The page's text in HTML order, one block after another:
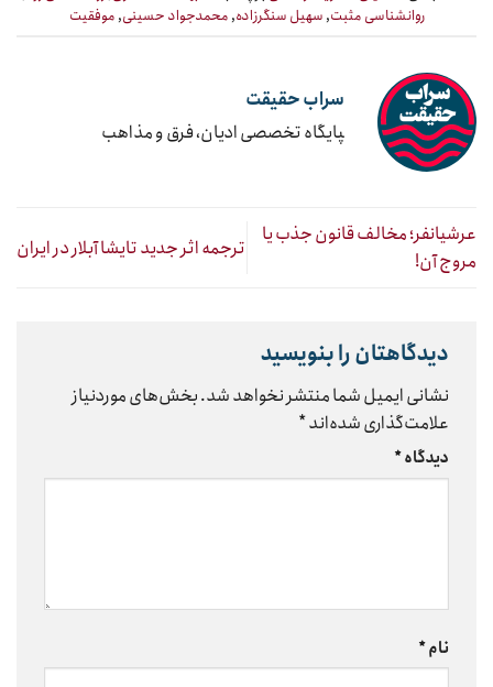
روانشناسی مثبت,سهیل سنگرزاده,محمدجواد حسینی,موفقیت
سراب حقیقت
‍پایگاه تخصصی ادیان، فرق و مذاهب
عرشیانفر؛ مخالف قانون جذب یا
مروج آن!
ترجمه اثر جدید تایشا آبلار در ایران
دیدگاهتان را بنویسید
نشانی ایمیل شما منتشر نخواهد شد.بخش‌های موردنیاز
علامت‌گذاری شده‌اند*
دیدگاه*
نام*